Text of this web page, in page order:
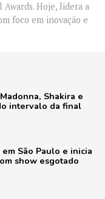
Awards. Hoje, lidera a
foco em inovação e
Shakira e
intervalo da final
São Paulo e inicia
show esgotado